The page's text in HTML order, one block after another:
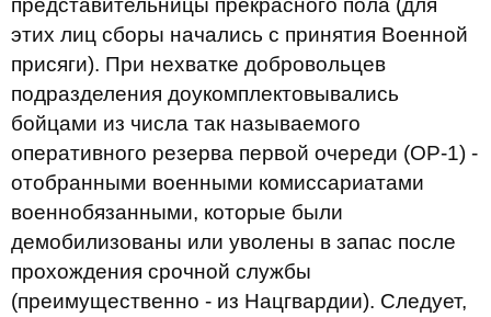
представительницы прекрасного пола (для
этих лиц сборы начались с принятия Военной
присяги). При нехватке добровольцев
подразделения доукомплектовывались
бойцами из числа так называемого
оперативного резерва первой очереди (ОР-1) -
отобранными военными комиссариатами
военнобязанными, которые были
демобилизованы или уволены в запас после
прохождения срочной службы
(преимущественно - из Нацгвардии). Следует,